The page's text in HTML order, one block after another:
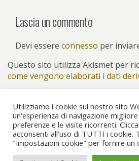
Lascia un commento
Devi essere connesso per
Questo sito utilizza Akismet per
come vengono elaborati i dati
Torna su
Dispositivo Portatile
Utilizziamo i cookie sul nostro sito
un'esperienza di navigazione
preferenze e le visite ricorrenti.
acconsenti all'uso di TUTTI i cookie.
"Impostazioni cookie" per fornire un